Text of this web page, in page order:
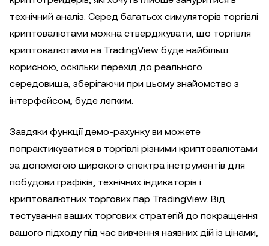
технічний аналіз. Серед багатьох симуляторів торгівлі
криптовалютами можна стверджувати, що торгівля
криптовалютами на TradingView буде найбільш
корисною, оскільки перехід до реального
середовища, зберігаючи при цьому знайомство з
інтерфейсом, буде легким.
Завдяки функції демо-рахунку ви можете
попрактикуватися в торгівлі різними криптовалютами
за допомогою широкого спектра інструментів для
побудови графіків, технічних індикаторів і
криптовалютних торгових пар TradingView. Від
тестування ваших торгових стратегій до покращення
вашого підходу під час вивчення наявних дій із цінами,